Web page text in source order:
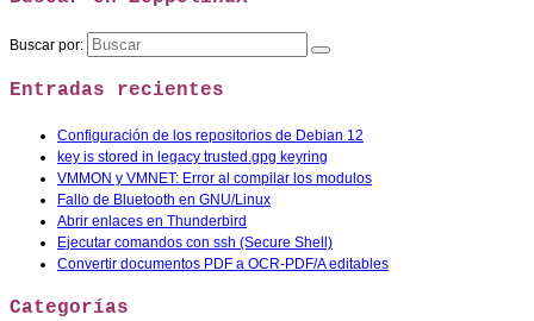
Buscar por:
Entradas recientes
Configuración de los repositorios de Debian 12
key is stored in legacy trusted.gpg keyring
VMMON y VMNET: Error al compilar los modulos
Fallo de Bluetooth en GNU/Linux
Abrir enlaces en Thunderbird
Ejecutar comandos con ssh (Secure Shell)
Convertir documentos PDF a OCR-PDF/A editables
Categorías